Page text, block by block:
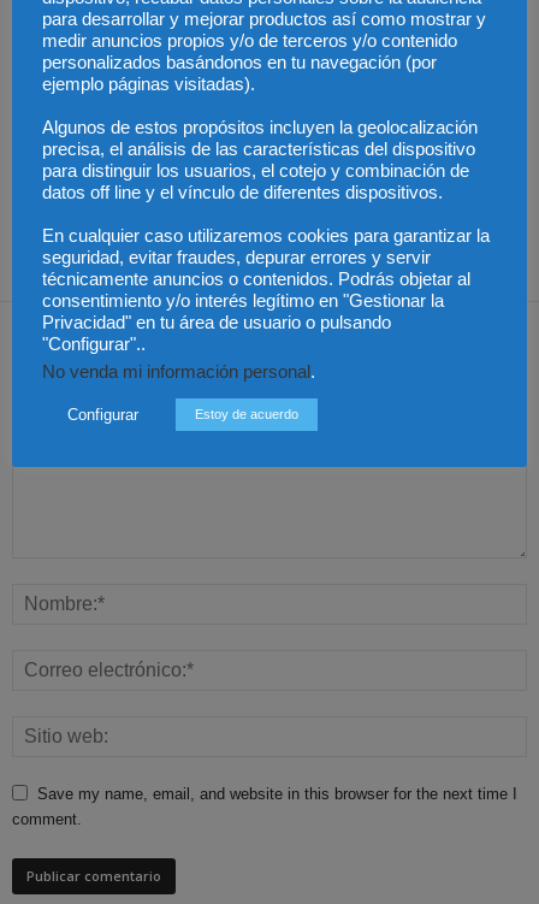
Cómo proteger tu
propiedad intelectual en
el extranjero: claves
El Pleno del CGPJ
aprueba el informe al
anteproyecto de Ley de
Últimas modificaciones
en la Ley de Sociedades
de Capital
Dejar una respuesta
Save my name, email, and website in this browser for the next time I
comment.
para desarrollar y mejorar productos así como mostrar y
medir anuncios propios y/o de terceros y/o contenido
personalizados basándonos en tu navegación (por
ejemplo páginas visitadas).
Algunos de estos propósitos incluyen la geolocalización
precisa, el análisis de las características del dispositivo
para distinguir los usuarios, el cotejo y combinación de
datos off line y el vínculo de diferentes dispositivos.
En cualquier caso utilizaremos cookies para garantizar la
seguridad, evitar fraudes, depurar errores y servir
técnicamente anuncios o contenidos. Podrás objetar al
consentimiento y/o interés legítimo en "Gestionar la
Privacidad" en tu área de usuario o pulsando
"Configurar"..
No venda mi información personal.
Configurar Estoy de acuerdo